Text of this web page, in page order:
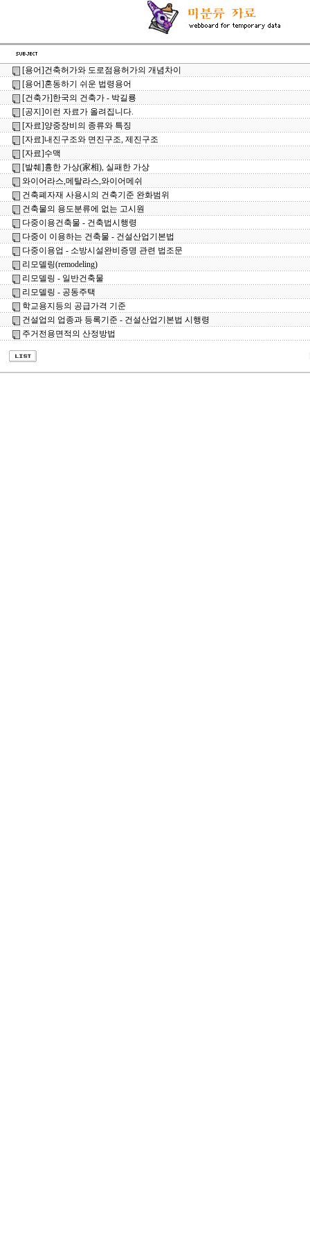
[용어]건축허가와 도로점용허가의 개념차이
[용어]혼동하기 쉬운 법령용어
[건축가]한국의 건축가 - 박길룡
[공지]이런 자료가 올려집니다.
[자료]양중장비의 종류와 특징
[자료]내진구조와 면진구조, 제진구조
[자료]수맥
[발췌]흉한 가상(家相), 실패한 가상
와이어라스,메탈라스,와이어메쉬
건축폐자재 사용시의 건축기준 완화범위
건축물의 용도분류에 없는 고시원
다중이용건축물 - 건축법시행령
다중이 이용하는 건축물 - 건설산업기본법
다중이용업 - 소방시설완비증명 관련 법조문
리모델링(remodeling)
리모델링 - 일반건축물
리모델링 - 공동주택
학교용지등의 공급가격 기준
건설업의 업종과 등록기준 - 건설산업기본법 시행령
주거전용면적의 산정방법